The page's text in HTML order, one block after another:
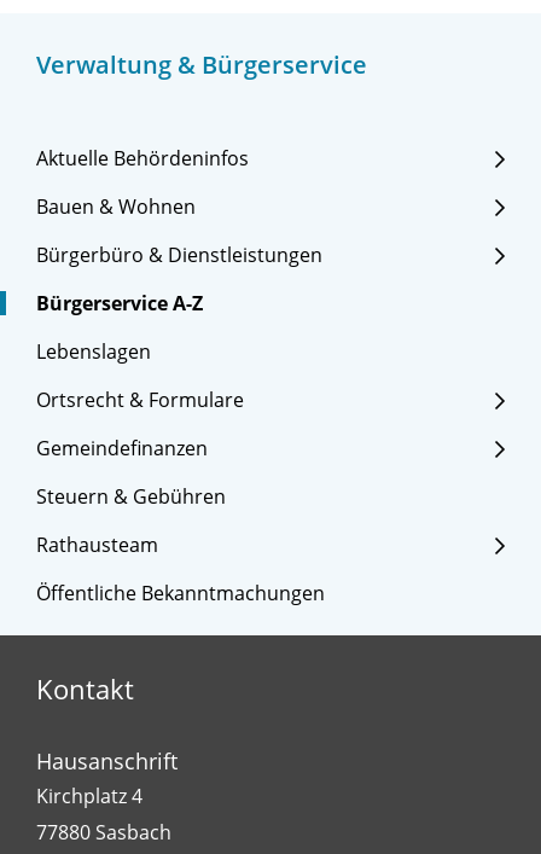
Verwaltung & Bürgerservice
Aktuelle Behördeninfos
Bauen & Wohnen
Bürgerbüro & Dienstleistungen
Bürgerservice A-Z
Lebenslagen
Ortsrecht & Formulare
Gemeindefinanzen
Steuern & Gebühren
Rathausteam
Öffentliche Bekanntmachungen
Kontakt
Hausanschrift
Kirchplatz 4
77880Sasbach